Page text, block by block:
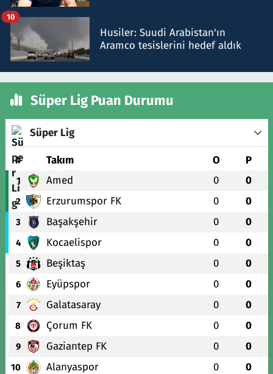
Husiler: Suudi Arabistan'ın
Aramco tesislerini hedef aldık
10
Süper Lig Puan Durumu
Süper Lig
# Takım O P
1 Amed 0 0
2 Erzurumspor FK 0 0
3 Başakşehir 0 0
4 Kocaelispor 0 0
5 Beşiktaş 0 0
6 Eyüpspor 0 0
7 Galatasaray 0 0
8 Çorum FK 0 0
9 Gaziantep FK 0 0
10 Alanyaspor 0 0